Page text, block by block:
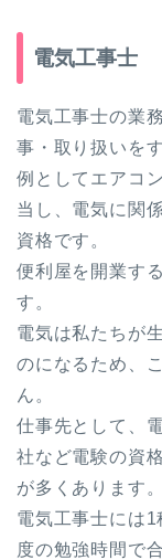
電気工事士
電気工事士の業
事・取り扱いを
例としてエアコ
当し、電気に関
資格です。
便利屋を開業す
す。
電気は私たちが
のになるため、
ん。
仕事先として、
社など電験の資
が多くあります。
電気工事士には
度の勉強時間で